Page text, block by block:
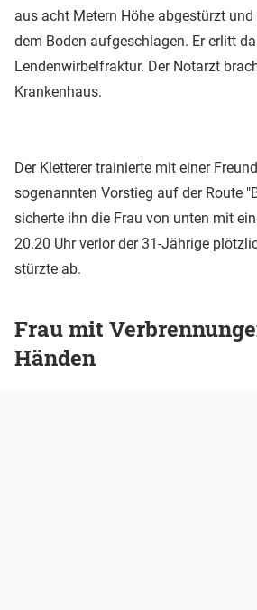
aus acht Metern Höhe abgestürzt
dem Boden aufgeschlagen. Er erlitt
Lendenwirbelfraktur. Der Notarzt
Krankenhaus.
Der Kletterer trainierte mit einer
sogenannten Vorstieg auf der Route
sicherte ihn die Frau von unten mit
20.20 Uhr verlor der 31-Jährige
stürzte ab.
Frau mit
Händen